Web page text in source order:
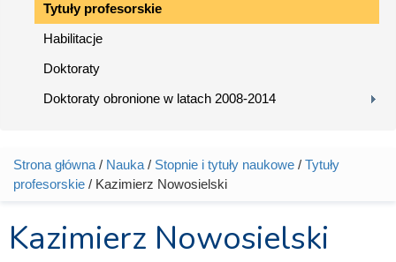
Tytuły profesorskie
Habilitacje
Doktoraty
Doktoraty obronione w latach 2008-2014
Jesteś tutaj
Strona główna / Nauka / Stopnie i tytuły naukowe / Tytuły
profesorskie / Kazimierz Nowosielski
Kazimierz Nowosielski